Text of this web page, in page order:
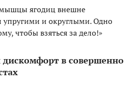
ягодиц внешне
упругими и округлыми. Одно
чтобы взяться за дело!»
дискомфорт в совершенно